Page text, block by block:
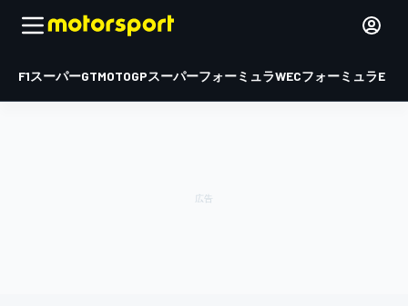
F1スーパーGTMOTOGPスーパーフォーミュラWECフォーミュラE